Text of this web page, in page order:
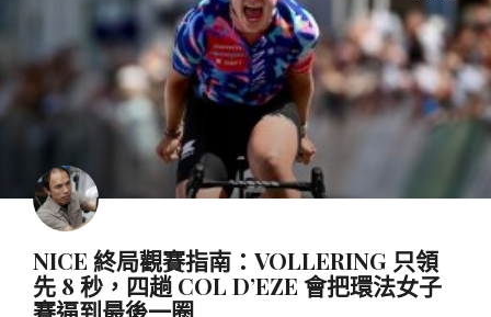
NICE 終局觀賽指南：VOLLERING 只領
先 8 秒，四趟 COL D’EZE 會把環法女子
賽逼到最後一圈